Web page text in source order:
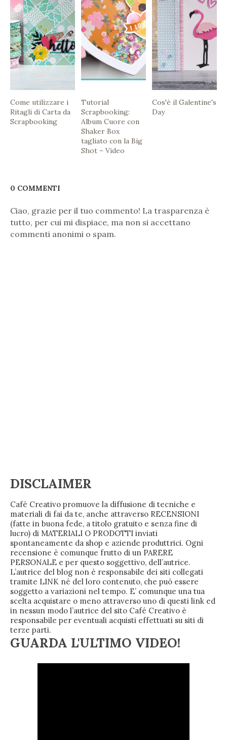
Come utilizzare i
Ritagli di Carta da
Scrapbooking
Tutorial
Scrapbooking:
Album Cuore con
Shaker Box
tagliato con la Big
Shot – Video
Cos'è il Galentine's
Day
0 COMMENTI
Ciao, grazie per il tuo commento! La trasparenza è
tutto, per cui mi dispiace, ma non si accettano
commenti anonimi o spam.
DISCLAIMER
Café Creativo promuove la diffusione di tecniche e
materiali di fai da te, anche attraverso RECENSIONI
(fatte in buona fede, a titolo gratuito e senza fine di
lucro) di MATERIALI O PRODOTTI inviati
spontaneamente da shop e aziende produttrici. Ogni
recensione è comunque frutto di un PARERE
PERSONALE e per questo soggettivo, dell’autrice.
L’autrice del blog non è responsabile dei siti collegati
tramite LINK né del loro contenuto, che può essere
soggetto a variazioni nel tempo. E’ comunque una tua
scelta acquistare o meno attraverso uno di questi link ed
in nessun modo l’autrice del sito Café Creativo è
responsabile per eventuali acquisti effettuati su siti di
terze parti.
GUARDA L'ULTIMO VIDEO!